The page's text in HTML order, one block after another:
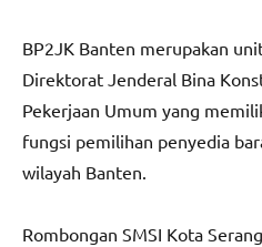
BP2JK Banten merupakan
Direktorat Jenderal Bina
Pekerjaan Umum yang
fungsi pemilihan penyedia
wilayah Banten.
Rombongan SMSI Kota